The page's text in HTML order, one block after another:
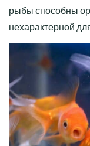
рыбы способны
нехарактерной